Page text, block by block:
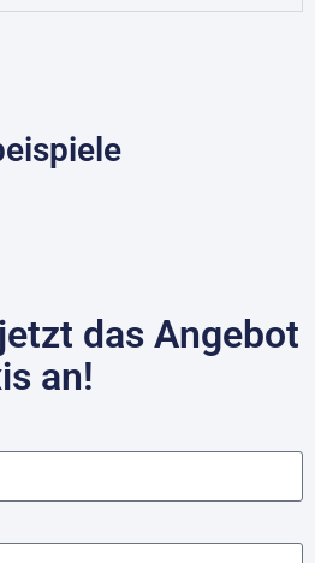
das Angebot
an!